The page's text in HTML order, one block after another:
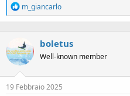
R
e
a
t
i
o
n
:
m_giancarlo
boletus
Well-known member
19 Febbraio 2025